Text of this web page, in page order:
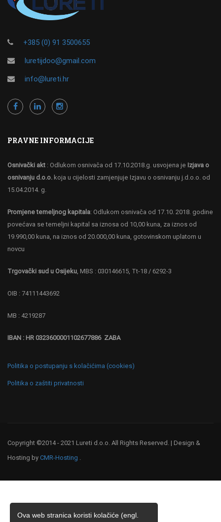
+385 (0) 91 3500655
luretijdoo@gmail.com
info@lureti.hr
PRAVNE INFORMACIJE
Osnivački akt : Odlukom osnivača od 17.10.2018.g. usvojena je Izjava o
osnivanju d.o.o. koja u cijelosti zamjenjuje Izjavu o osnivanju j.d.o.o. od
15.04.2014. g.
Promjene temeljnog kapitala: Odlukom osnivača od 17.10. 2018. godine
povećava se temeljni kapital sa iznosa od 10,00 kuna, za iznos od
19.990,00 kuna, na iznos od 20.000,00 kuna, gotovinskom uplatom u
novcu
Trgovački sud u Osijeku, MBS : 030146615, Tt-18 / 6292-3
OIB : 74111443692
MB : 4219287
IBAN : HR 0323600001102677886 ZABA
Politika o postupanju s kolačićima (cookies)
Politika o zaštiti privatnosti
Copyright ©2014 - 2021 Lureti d.o.o. All Rights Reserved. | Design &
Hosting by CMR-Hosting .
Ova web stranica koristi kolačiće (engl.